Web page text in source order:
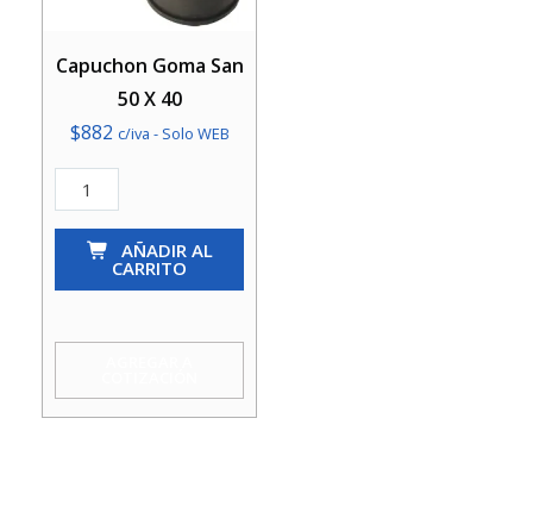
Capuchon Goma San
50 X 40
$882 c/iva - Solo WEB
Capuchon
Goma
40
AÑADIR AL
CARRITO